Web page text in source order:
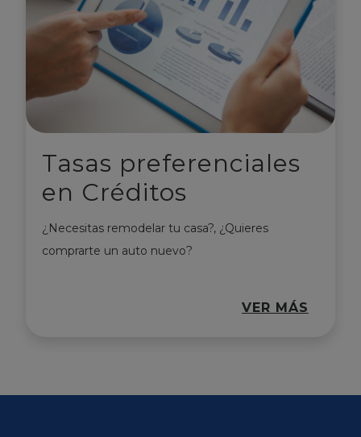
Tasas preferenciales
en Créditos
¿Necesitas remodelar tu casa?, ¿Quieres
comprarte un auto nuevo?
VER MÁS